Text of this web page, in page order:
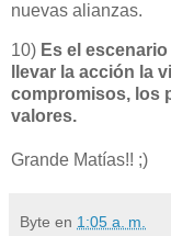
nuevas alianzas.
10) Es el
llevar la acción la
compromisos, los
valores.
Grande Matías!! ;)
Byte en 1:05 a. m.